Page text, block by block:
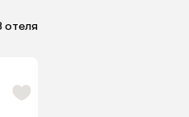
отеля